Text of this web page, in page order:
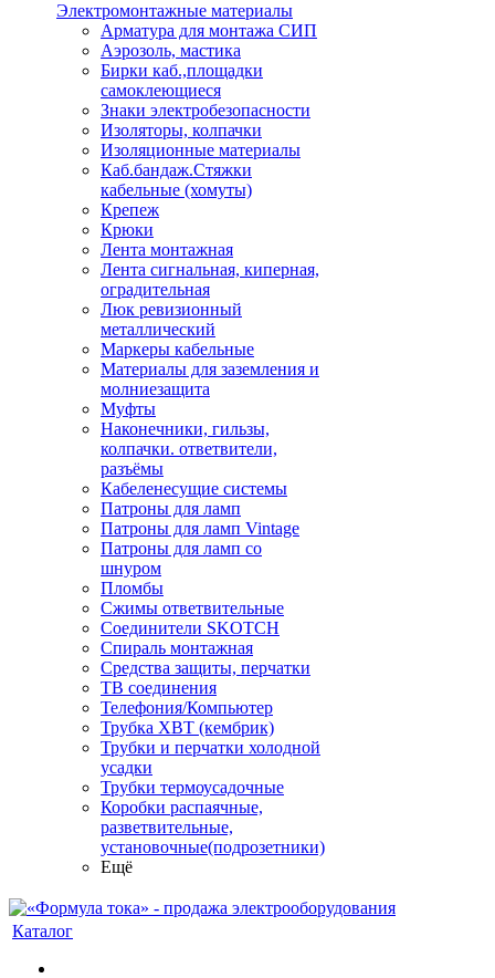
Электромонтажные материалы
Арматура для монтажа СИП
Аэрозоль, мастика
Бирки каб.,площадки
самоклеющиеся
Знаки электробезопасности
Изоляторы, колпачки
Изоляционные материалы
Каб.бандаж.Стяжки
кабельные (хомуты)
Крепеж
Крюки
Лента монтажная
Лента сигнальная, киперная,
оградительная
Люк ревизионный
металлический
Маркеры кабельные
Материалы для заземления и
молниезащита
Муфты
Наконечники, гильзы,
колпачки. ответвители,
разъёмы
Кабеленесущие системы
Патроны для ламп
Патроны для ламп Vintage
Патроны для ламп со
шнуром
Пломбы
Сжимы ответвительные
Соединители SKOTCH
Спираль монтажная
Средства защиты, перчатки
ТВ соединения
Телефония/Компьютер
Трубка ХВТ (кембрик)
Трубки и перчатки холодной
усадки
Трубки термоусадочные
Коробки распаячные,
разветвительные,
установочные(подрозетники)
Ещё
Каталог